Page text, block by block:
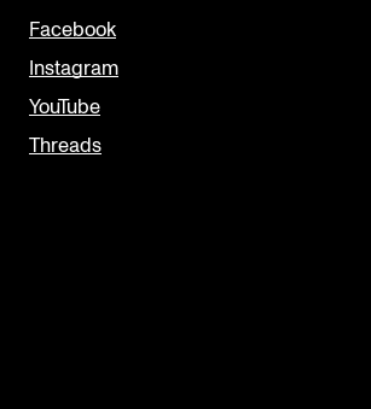
Facebook
Instagram
YouTube
Threads